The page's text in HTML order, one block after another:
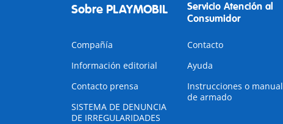
Sobre PLAYMOBIL
Compañía
Información editorial
Contacto prensa
SISTEMA DE DENUNCIA
DE IRREGULARIDADES
Servicio Atención al
Consumidor
Contacto
Ayuda
Instrucciones o manual
de armado